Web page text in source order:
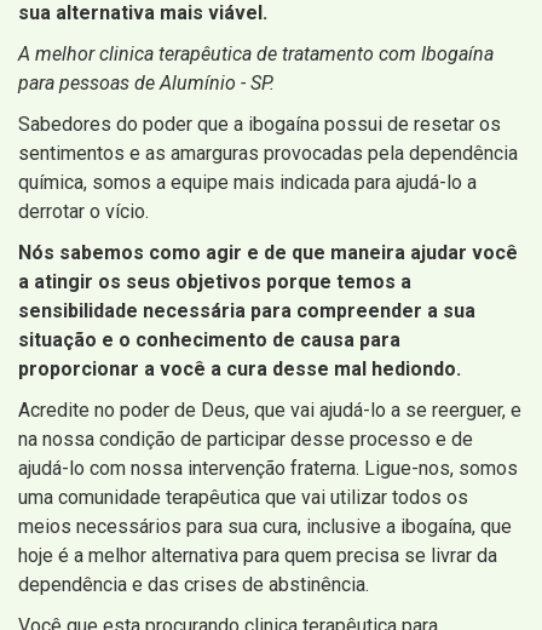
sua alternativa mais viável.
A melhor clinica terapêutica de tratamento com Ibogaína
para pessoas de Alumínio - SP.
Sabedores do poder que a ibogaína possui de resetar os
sentimentos e as amarguras provocadas pela dependência
química, somos a equipe mais indicada para ajudá-lo a
derrotar o vício.
Nós sabemos como agir e de que maneira ajudar você
a atingir os seus objetivos porque temos a
sensibilidade necessária para compreender a sua
situação e o conhecimento de causa para
proporcionar a você a cura desse mal hediondo.
Acredite no poder de Deus, que vai ajudá-lo a se reerguer, e
na nossa condição de participar desse processo e de
ajudá-lo com nossa intervenção fraterna. Ligue-nos, somos
uma comunidade terapêutica que vai utilizar todos os
meios necessários para sua cura, inclusive a ibogaína, que
hoje é a melhor alternativa para quem precisa se livrar da
dependência e das crises de abstinência.